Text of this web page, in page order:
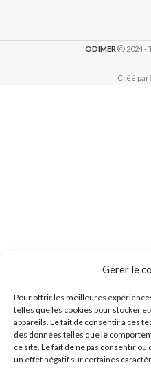
Gérer le
Pour offrir les meilleures
telles que les cookies pour stocker
appareils. Le fait de consentir à ces
des données telles que le
ce site. Le fait de ne pas consentir
un effet négatif sur certaines
ODIMER 2024 -
Créé par